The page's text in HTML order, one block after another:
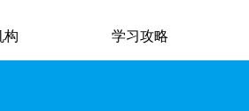
构 学习攻略